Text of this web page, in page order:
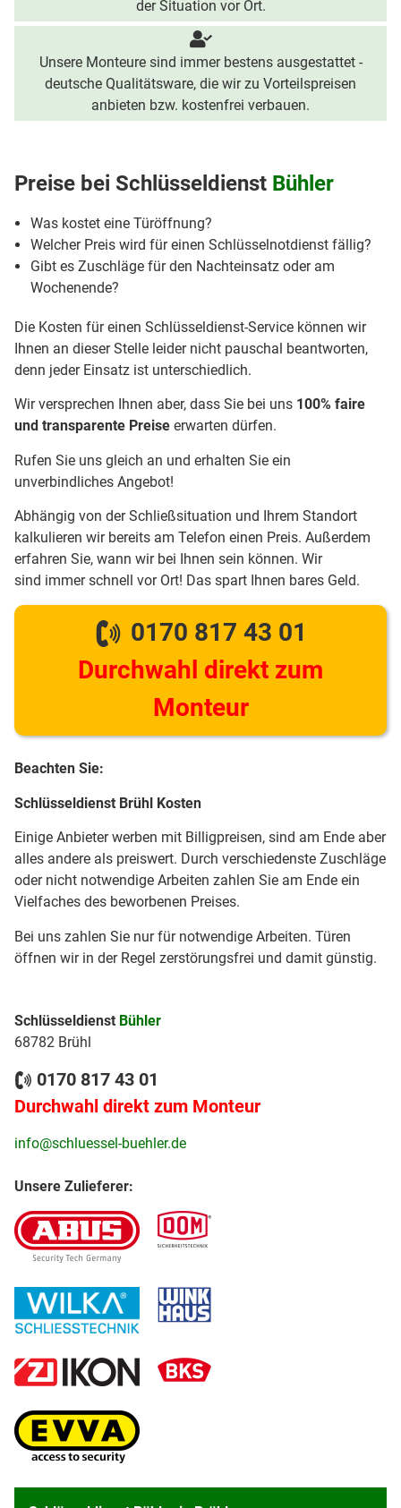
der Situation vor Ort.
Unsere Monteure sind immer bestens ausgestattet -
deutsche Qualitätsware, die wir zu Vorteilspreisen
anbieten bzw. kostenfrei verbauen.
Preise bei Schlüsseldienst Bühler
Was kostet eine Türöffnung?
Welcher Preis wird für einen Schlüsselnotdienst fällig?
Gibt es Zuschläge für den Nachteinsatz oder am
Wochenende?
Die Kosten für einen Schlüsseldienst-Service können wir
Ihnen an dieser Stelle leider nicht pauschal beantworten,
denn jeder Einsatz ist unterschiedlich.
Wir versprechen Ihnen aber, dass Sie bei uns 100% faire
und transparente Preise erwarten dürfen.
Rufen Sie uns gleich an und erhalten Sie ein
unverbindliches Angebot!
Abhängig von der Schließsituation und Ihrem Standort
kalkulieren wir bereits am Telefon einen Preis. Außerdem
erfahren Sie, wann wir bei Ihnen sein können. Wir
sind immer schnell vor Ort! Das spart Ihnen bares Geld.
0170 817 43 01
Durchwahl direkt zum
Monteur
Beachten Sie:
Schlüsseldienst Brühl Kosten
Einige Anbieter werben mit Billigpreisen, sind am Ende aber
alles andere als preiswert. Durch verschiedenste Zuschläge
oder nicht notwendige Arbeiten zahlen Sie am Ende ein
Vielfaches des beworbenen Preises.
Bei uns zahlen Sie nur für notwendige Arbeiten. Türen
öffnen wir in der Regel zerstörungsfrei und damit günstig.
Schlüsseldienst Bühler
68782 Brühl
0170 817 43 01
Durchwahl direkt zum Monteur
info@schluessel-buehler.de
Unsere Zulieferer: